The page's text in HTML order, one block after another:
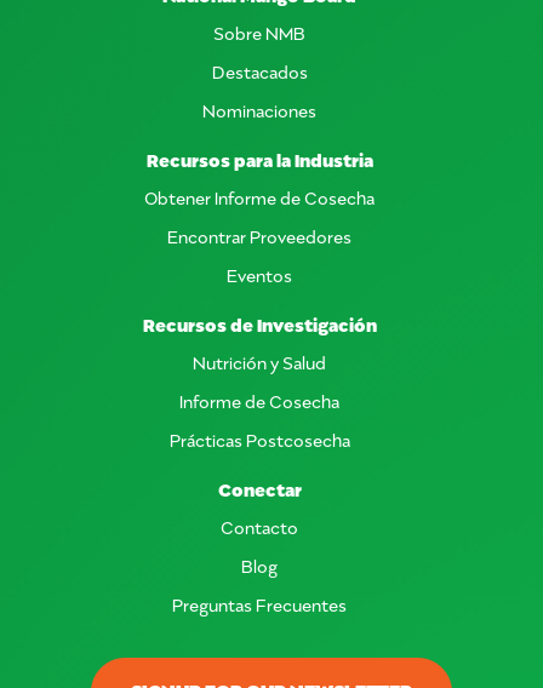
Sobre NMB
Destacados
Nominaciones
Recursos para la Industria
Obtener Informe de Cosecha
Encontrar Proveedores
Eventos
Recursos de Investigación
Nutrición y Salud
Informe de Cosecha
Prácticas Postcosecha
Conectar
Contacto
Blog
Preguntas Frecuentes